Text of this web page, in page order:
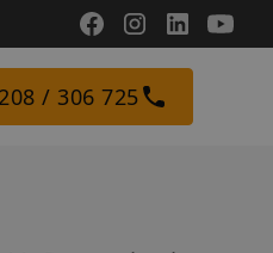
/ 306 725